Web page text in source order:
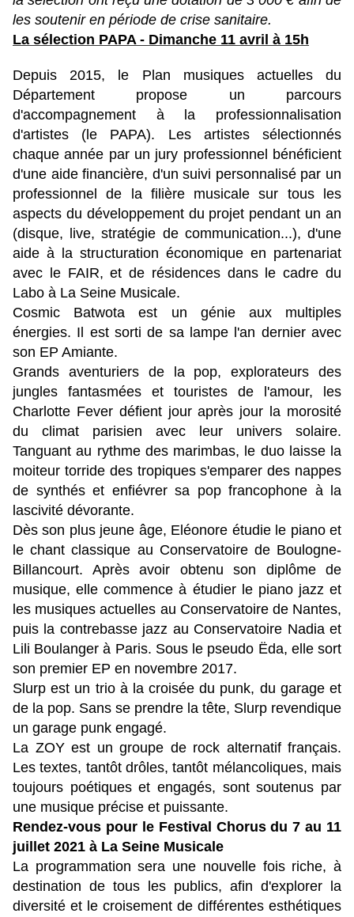
les soutenir en période de crise sanitaire.
La sélection PAPA - Dimanche 11 avril à 15h
Depuis 2015, le Plan musiques actuelles du
Département propose un parcours
d'accompagnement à la professionnalisation
d'artistes (le PAPA). Les artistes sélectionnés
chaque année par un jury professionnel bénéficient
d'une aide financière, d'un suivi personnalisé par un
professionnel de la filière musicale sur tous les
aspects du développement du projet pendant un an
(disque, live, stratégie de communication...), d'une
aide à la structuration économique en partenariat
avec le FAIR, et de résidences dans le cadre du
Labo à La Seine Musicale.
Cosmic Batwota est un génie aux multiples
énergies. Il est sorti de sa lampe l'an dernier avec
son EP Amiante.
Grands aventuriers de la pop, explorateurs des
jungles fantasmées et touristes de l'amour, les
Charlotte Fever défient jour après jour la morosité
du climat parisien avec leur univers solaire.
Tanguant au rythme des marimbas, le duo laisse la
moiteur torride des tropiques s'emparer des nappes
de synthés et enfiévrer sa pop francophone à la
lascivité dévorante.
Dès son plus jeune âge, Eléonore étudie le piano et
le chant classique au Conservatoire de Boulogne-
Billancourt. Après avoir obtenu son diplôme de
musique, elle commence à étudier le piano jazz et
les musiques actuelles au Conservatoire de Nantes,
puis la contrebasse jazz au Conservatoire Nadia et
Lili Boulanger à Paris. Sous le pseudo Ëda, elle sort
son premier EP en novembre 2017.
Slurp est un trio à la croisée du punk, du garage et
de la pop. Sans se prendre la tête, Slurp revendique
un garage punk engagé.
La ZOY est un groupe de rock alternatif français.
Les textes, tantôt drôles, tantôt mélancoliques, mais
toujours poétiques et engagés, sont soutenus par
une musique précise et puissante.
Rendez-vous pour le Festival Chorus du 7 au 11
juillet 2021 à La Seine Musicale
La programmation sera une nouvelle fois riche, à
destination de tous les publics, afin d'explorer la
diversité et le croisement de différentes esthétiques